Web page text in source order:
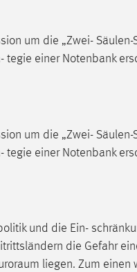
um die „Zwei- Säulen-
tegie einer Notenbank
um die „Zwei- Säulen-
tegie einer Notenbank
und die Ein-
die Gefahr
liegen. Zum einen